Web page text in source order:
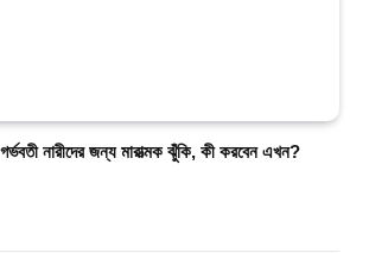
নারীদের জন্য মারাত্মক ঝুঁকি, কী করবেন এখন?